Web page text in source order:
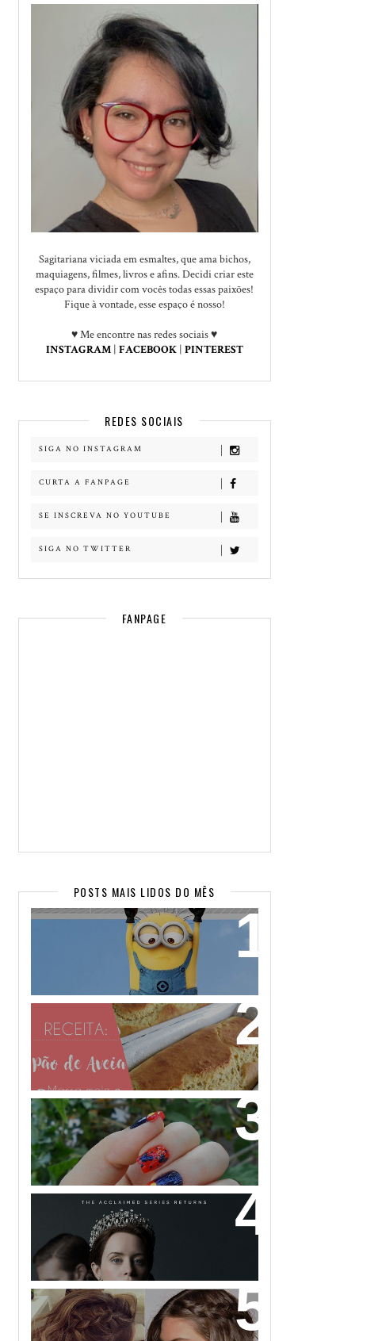
Sagitariana viciada em esmaltes, que ama bichos,
maquiagens, filmes, livros e afins. Decidi criar este
espaço para dividir com vocês todas essas paixões!
Fique à vontade, esse espaço é nosso!
♥ Me encontre nas redes sociais ♥
INSTAGRAM | FACEBOOK | PINTEREST
REDES SOCIAIS
SIGA NO INSTAGRAM
CURTA A FANPAGE
SE INSCREVA NO YOUTUBE
SIGA NO TWITTER
FANPAGE
POSTS MAIS LIDOS DO MÊS
WALLPAPERS SUPER FOFOS PARA
SEU CELULAR! (PARTE 2)
PÃO DE AVEIA FEITO COM MASSA
MOLE - NÃO PRECISA SOVAR! VEM
APRENDER!
NAIL ART MICKEY MOUSE
THE CROWN: A HISTÓRIA DA
REALEZA BRITÂNICA COMO VOCÊ
NUNCA VIU!
32 INSPIRAÇÕES DE PENTEADOS
PARA CABELOS CURTOS